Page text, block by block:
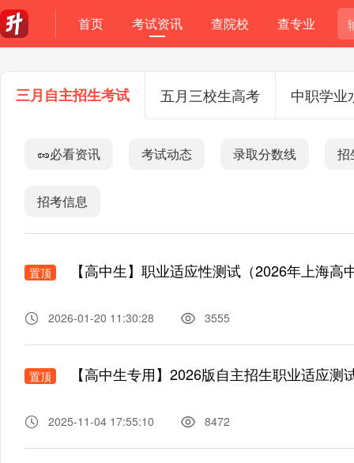
首页 考试资讯 查院校 查专业
三月自主招生考试 五月三校生高考 中职学业
🥜必看资讯 考试动态 录取分数线 招
招考信息
置顶 【高中生】职业适应性测试（2026年上海高中生
2026-01-20 11:30:28 3555
置顶 【高中生专用】2026版自主招生职业适应测
2025-11-04 17:55:10 8472